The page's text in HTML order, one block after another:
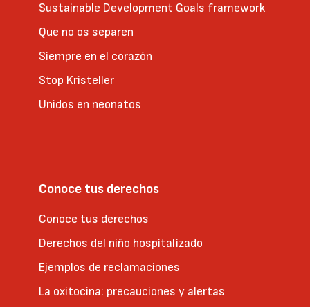
Sustainable Development Goals framework
Que no os separen
Siempre en el corazón
Stop Kristeller
Unidos en neonatos
Conoce tus derechos
Conoce tus derechos
Derechos del niño hospitalizado
Ejemplos de reclamaciones
La oxitocina: precauciones y alertas